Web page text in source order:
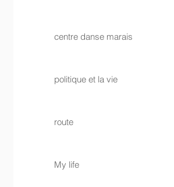
centre danse marais
politique et la vie
route
My life